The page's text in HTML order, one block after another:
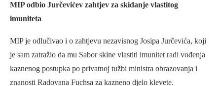
MIP odbio Jurčevićev zahtjev za skidanje vlastitog
imuniteta
MIP je odlučivao i o zahtjevu nezavisnog Josipa Jurčevića, koji
je sam zatražio da mu Sabor skine vlastiti imunitet radi vođenja
kaznenog postupka po privatnoj tužbi ministra obrazovanja i
znanosti Radovana Fuchsa za kazneno djelo klevete.